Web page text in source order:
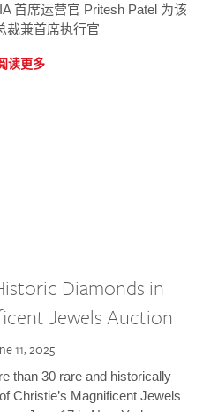
首席运营官 Pritesh Patel 为该
裁兼首席执行官
读更多
Diamonds in
Jewels Auction
11, 2025
than 30 rare and historically
Christie’s Magnificent Jewels